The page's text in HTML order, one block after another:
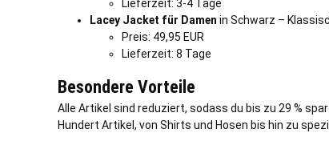
Lieferzeit: 3-4 Tage
Lacey Jacket für Damen in Schwarz –
Preis: 49,95 EUR
Lieferzeit: 8 Tage
Besondere Vorteile
Alle Artikel sind reduziert, sodass du bis zu 29 %
Hundert Artikel, von Shirts und Hosen bis hin zu